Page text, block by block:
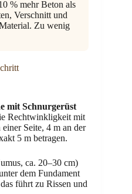
% mehr Beton als
Verschnitt und
Zu wenig
mit Schnurgerüst
Rechtwinkligkeit mit
Seite, 4 m an der
5 m betragen.
ca. 20–30 cm)
dem Fundament
führt zu Rissen und